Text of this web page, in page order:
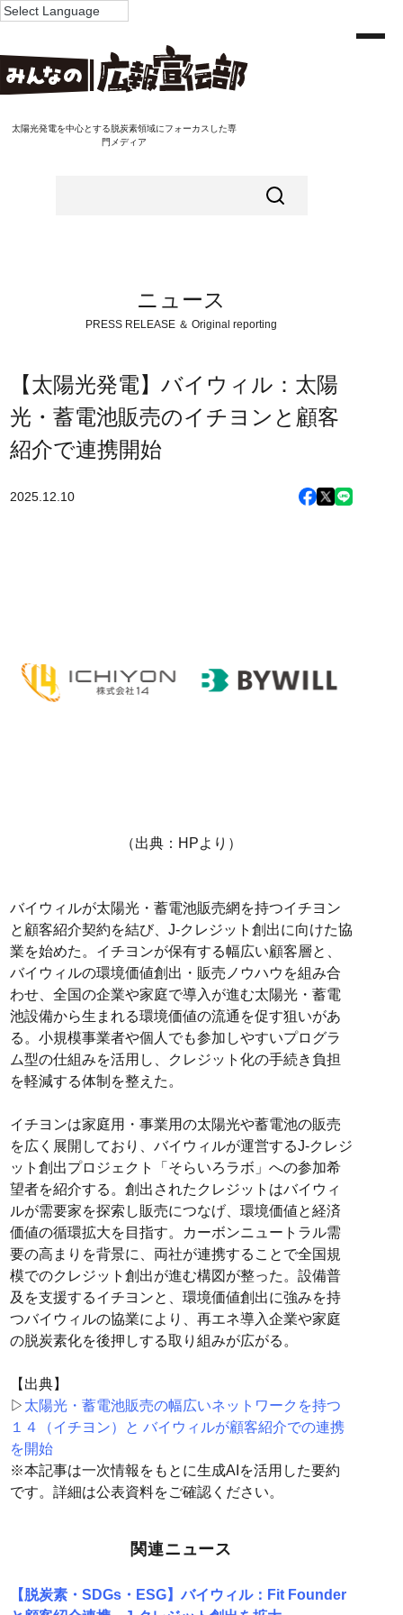
太陽光発電を中心とする脱炭素領域にフォーカスした専
門メディア
ニュース
PRESS RELEASE ＆ Original reporting
【太陽光発電】バイウィル：太陽
光・蓄電池販売のイチヨンと顧客
紹介で連携開始
2025.12.10
（出典：HPより）
バイウィルが太陽光・蓄電池販売網を持つイチヨン
と顧客紹介契約を結び、J-クレジット創出に向けた協
業を始めた。イチヨンが保有する幅広い顧客層と、
バイウィルの環境価値創出・販売ノウハウを組み合
わせ、全国の企業や家庭で導入が進む太陽光・蓄電
池設備から生まれる環境価値の流通を促す狙いがあ
る。小規模事業者や個人でも参加しやすいプログラ
ム型の仕組みを活用し、クレジット化の手続き負担
を軽減する体制を整えた。
イチヨンは家庭用・事業用の太陽光や蓄電池の販売
を広く展開しており、バイウィルが運営するJ-クレジ
ット創出プロジェクト「そらいろラボ」への参加希
望者を紹介する。創出されたクレジットはバイウィ
ルが需要家を探索し販売につなげ、環境価値と経済
価値の循環拡大を目指す。カーボンニュートラル需
要の高まりを背景に、両社が連携することで全国規
模でのクレジット創出が進む構図が整った。設備普
及を支援するイチヨンと、環境価値創出に強みを持
つバイウィルの協業により、再エネ導入企業や家庭
の脱炭素化を後押しする取り組みが広がる。
【出典】
▷ 太陽光・蓄電池販売の幅広いネットワークを持つ
１４（イチヨン）と バイウィルが顧客紹介での連携
を開始
※本記事は一次情報をもとに生成AIを活用した要約
です。詳細は公表資料をご確認ください。
関連ニュース
【脱炭素・SDGs・ESG】バイウィル：Fit Founder